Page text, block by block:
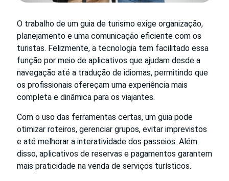
O trabalho de um guia de turismo exige organização,
planejamento e uma comunicação eficiente com os
turistas. Felizmente, a tecnologia tem facilitado essa
função por meio de aplicativos que ajudam desde a
navegação até a tradução de idiomas, permitindo que
os profissionais ofereçam uma experiência mais
completa e dinâmica para os viajantes.
Com o uso das ferramentas certas, um guia pode
otimizar roteiros, gerenciar grupos, evitar imprevistos
e até melhorar a interatividade dos passeios. Além
disso, aplicativos de reservas e pagamentos garantem
mais praticidade na venda de serviços turísticos.